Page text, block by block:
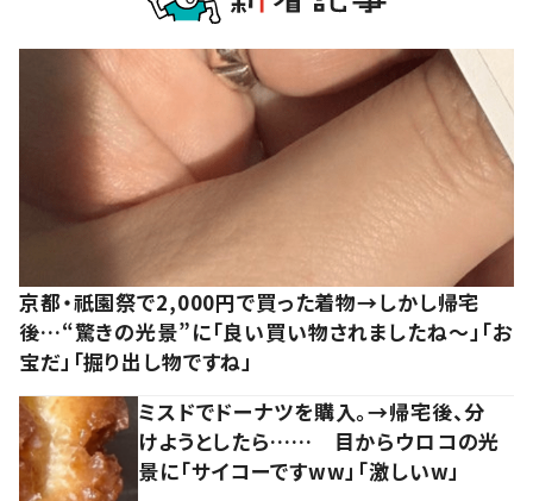
京都・祇園祭で2,000円で買った着物→しかし帰宅
後…“驚きの光景”に「良い買い物されましたね～」「お
宝だ」「掘り出し物ですね」
ミスドでドーナツを購入。→帰宅後、分
けようとしたら…… 目からウロコの光
景に「サイコーですww」「激しいw」